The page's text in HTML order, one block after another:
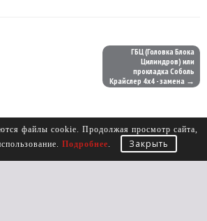
ГБЦ (Головка Блока
Цилиндров) или
прокладка Соболь
Крайслер 4х4 - замена →
файлы cookie. Продолжая просмотр сайта,
Подробнее. Закрыть